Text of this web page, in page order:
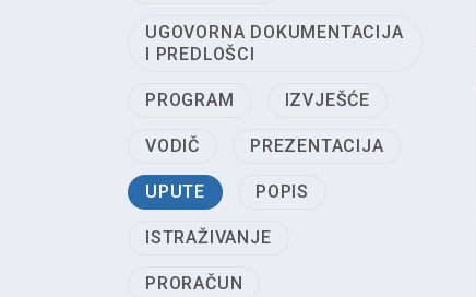
UGOVORNA DOKUMENTACIJA
I PREDLOŠCI
PROGRAM IZVJEŠĆE
VODIČ PREZENTACIJA
UPUTE POPIS
ISTRAŽIVANJE
PRORAČUN